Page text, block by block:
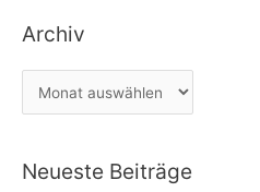
c
h
e
e
Archiv
r
h
Neueste Beiträge